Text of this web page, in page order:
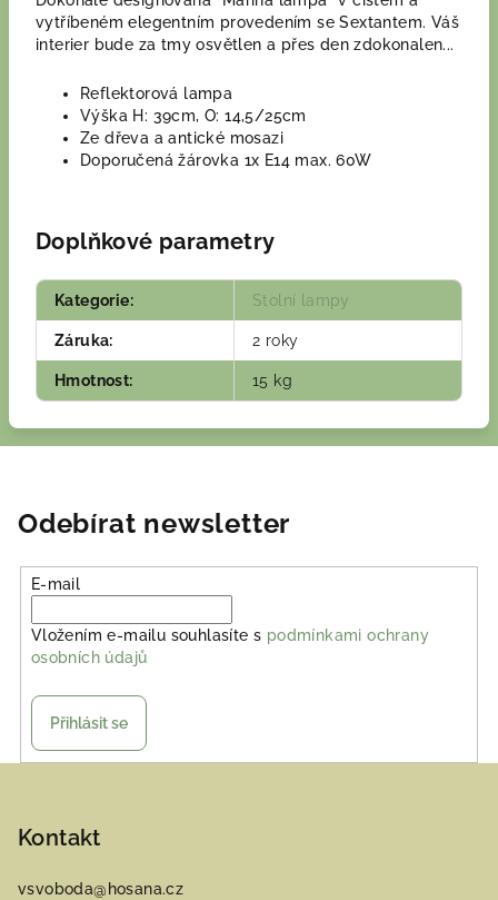
vytříbeném elegentním provedením se Sextantem. Váš
interier bude za tmy osvětlen a přes den zdokonalen...
Reflektorová lampa
Výška H: 39cm, O: 14,5/25cm
Ze dřeva a antické mosazi
Doporučená žárovka 1x E14 max. 60W
Doplňkové parametry
Kategorie: Stolní lampy
Záruka: 2 roky
Hmotnost: 15 kg
Odebírat newsletter
E-mail
Vložením e-mailu souhlasíte s podmínkami ochrany
osobních údajů
Přihlásit se
Kontakt
vsvoboda@ hosana.cz